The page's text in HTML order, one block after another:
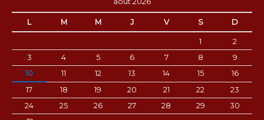
L M M J V S D
1
2
3
4 5 6 7 8
9
10
11 12 13 14 15
16
17
18 19 20 21 22
23
24
25 26 27 28 29
30